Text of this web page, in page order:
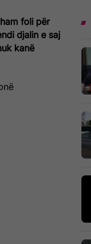
foli për
djalin e saj
kanë